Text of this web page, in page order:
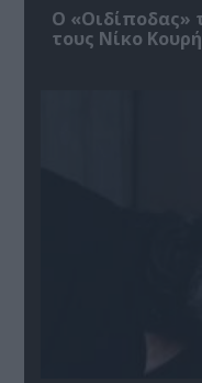
O «Οιδίποδας»
τους Νίκο